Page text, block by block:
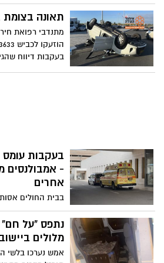
הלימודים בבתי
בצלאל סמוטריץ':
ישראל"
דרכה חזרה
ברכב אחר באזור
אחמד, אשתו, ביתו
נוראי. ראש
קשה ומר''
תאונה בצומת
מתנדבי רפואת
בעקבות דיווח
בעקבות עומס
- אמבולנסים
אחרים
בבית החולים
בית החולים
מופנים לבתי
16:00. מנכ"למלולים
אמש נערכו בלשי